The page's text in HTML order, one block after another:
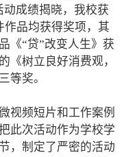
成绩揭晓，我校获
品均获得奖项，其
《“贷”改变人生》获
《树立良好消费观，
等奖。
频短片和工作案例
此次活动作为学校学
，制定了严密的活动